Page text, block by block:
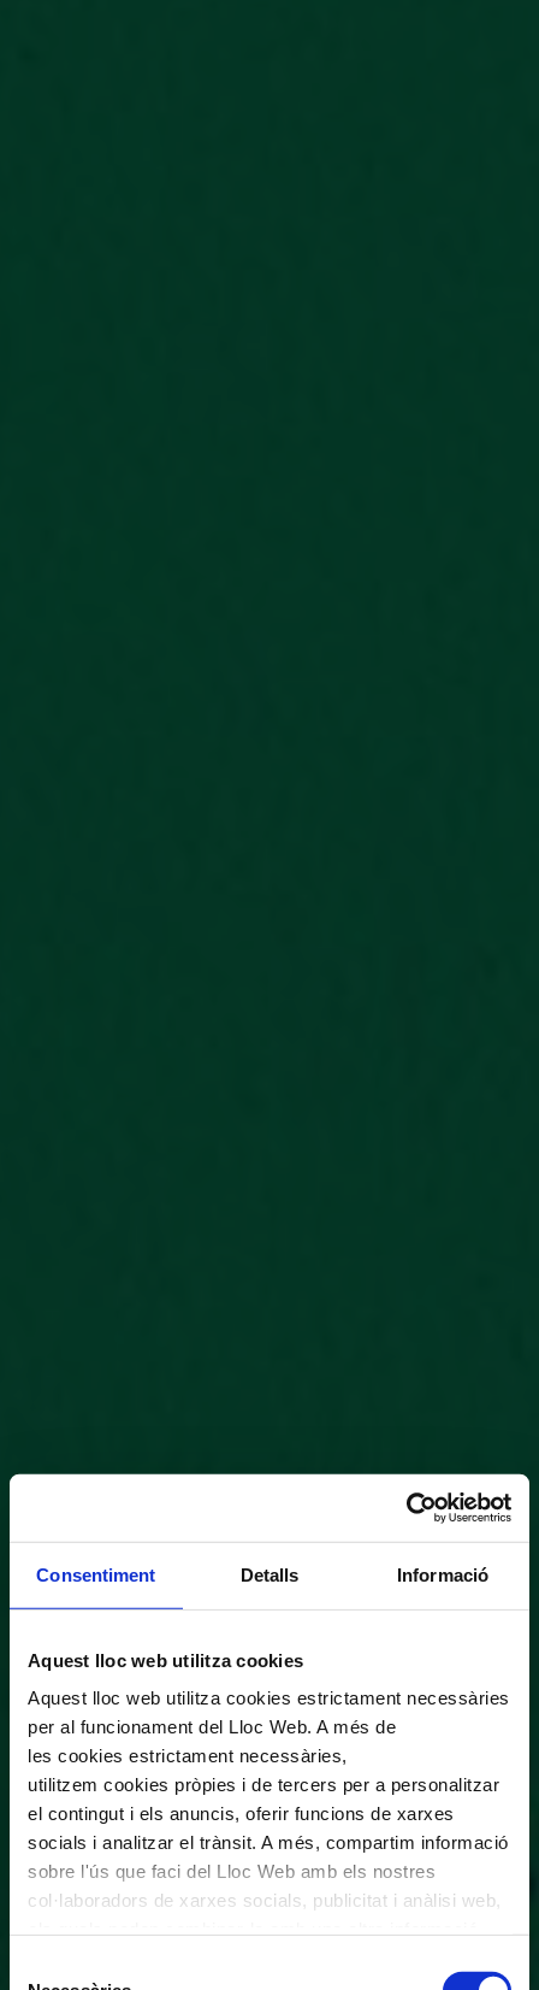
Consentiment Detalls Informació
Aquest lloc web utilitza cookies
Aquest lloc web utilitza cookies estrictament necessàries
per al funcionament del Lloc Web. A més de
les cookies estrictament necessàries,
utilitzem cookies pròpies i de tercers per a personalitzar
el contingut i els anuncis, oferir funcions de xarxes
socials i analitzar el trànsit. A més, compartim informació
sobre l'ús que faci del Lloc Web amb els nostres
col·laboradors de xarxes socials, publicitat i anàlisi web,